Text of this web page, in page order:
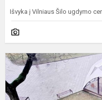
Išvyka į Vilniaus Šilo ugdymo